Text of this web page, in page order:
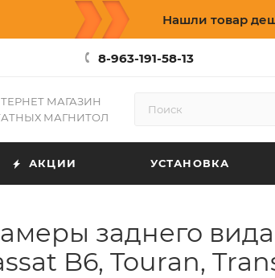
Нашли товар
8-963-191-58-13
МАГАЗИН
МАГНИТОЛ
АКЦИИ УСТАНОВКА
заднего
B6, Touran,